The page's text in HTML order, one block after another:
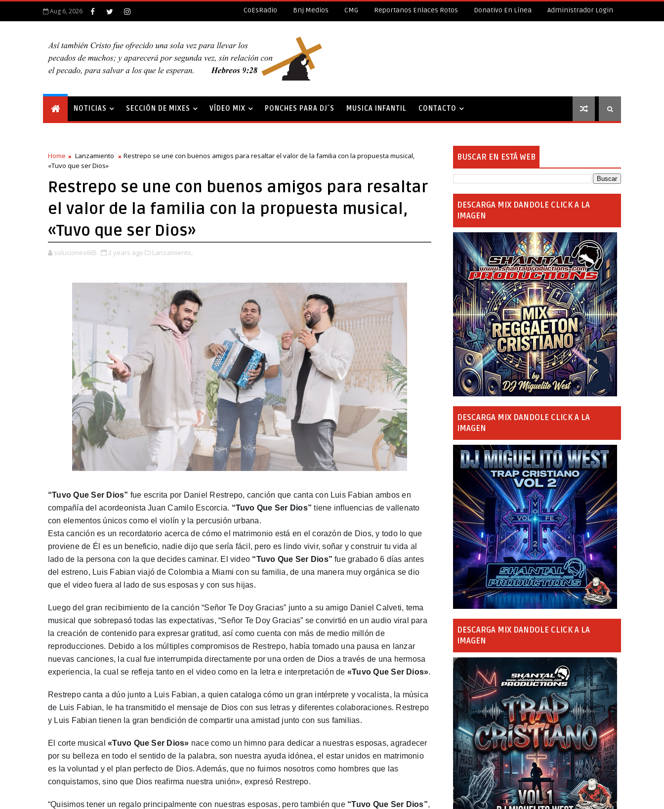
Aug 6, 2026 CoEsRadio Bnj Medios CMG Reportanos Enlaces Rotos Donativo En Línea Administrador Login
NOTICIAS SECCIÓN DE MIXES VÍDEO MIX PONCHES PARA DJ´S MUSICA INFANTIL CONTACTO
Home Lanzamiento
Restrepo se une con buenos amigos para resaltar el valor de la familia con la propuesta musical,
«Tuvo que ser Dios»
Restrepo se une con buenos amigos para resaltar
el valor de la familia con la propuesta musical,
«Tuvo que ser Dios»
soluciones665 2 years ago Lanzamiento,
“Tuvo Que Ser Dios” fue escrita por Daniel Restrepo, canción que canta con Luis Fabian ambos en
compañía del acordeonista Juan Camilo Escorcia. “Tuvo Que Ser Dios” tiene influencias de vallenato
con elementos únicos como el violín y la percusión urbana.
Esta canción es un recordatorio acerca de cómo el matrimonio está en el corazón de Dios, y todo lo que
proviene de Él es un beneficio, nadie dijo que sería fácil, pero es lindo vivir, soñar y construir tu vida al
lado de la persona con la que decides caminar. El video “Tuvo Que Ser Dios” fue grabado 6 días antes
del estreno, Luis Fabian viajó de Colombia a Miami con su familia, de una manera muy orgánica se dio
que el video fuera al lado de sus esposas y con sus hijas.
Luego del gran recibimiento de la canción “Señor Te Doy Gracias” junto a su amigo Daniel Calveti, tema
musical que sobrepasó todas las expectativas, “Señor Te Doy Gracias” se convirtió en un audio viral para
la creación de contenido para expresar gratitud, así como cuenta con más de medio millón de
reproducciones. Debido a los múltiples compromisos de Restrepo, había tomado una pausa en lanzar
nuevas canciones, la cual fue interrumpida directamente por una orden de Dios a través de una hermosa
experiencia, la cual se refleja tanto en el video como en la letra e interpretación de «Tuvo Que Ser Dios».
Restrepo canta a dúo junto a Luis Fabian, a quien cataloga cómo un gran intérprete y vocalista, la música
de Luis Fabian, le ha transmitido el mensaje de Dios con sus letras y diferentes colaboraciones. Restrepo
y Luis Fabian tienen la gran bendición de compartir una amistad junto con sus familias.
El corte musical«Tuvo Que Ser Dios» nace como un himno para dedicar a nuestras esposas, agradecer
por su belleza en todo el sentido de la palabra, son nuestra ayuda idónea, el estar unidos en matrimonio
es la voluntad y el plan perfecto de Dios. Además, que no fuimos nosotros como hombres que las
conquistamos, sino que Dios reafirma nuestra unión», expresó Restrepo.
“Quisimos tener un regalo principalmente con nuestras esposas, pero también que “Tuvo Que Ser Dios”,
BUSCAR EN ESTÁ WEB
DESCARGA MIX DANDOLE CLICK A LA
IMAGEN
DESCARGA MIX DANDOLE CLICK A LA
IMAGEN
DESCARGA MIX DANDOLE CLICK A LA
IMAGEN